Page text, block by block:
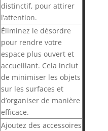
distinctif, pour attirer
l’attention.
Éliminez le désordre
pour rendre votre
espace plus ouvert et
accueillant. Cela inclut
de minimiser les objets
sur les surfaces et
d’organiser de manière
efficace.
Ajoutez des accessoires